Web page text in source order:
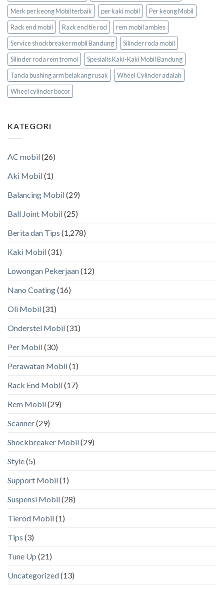
Merk per keong Mobil terbaik
per kaki mobil
Per keong Mobil
Rack end mobil
Rack end tie rod
rem mobil ambles
Service shockbreaker mobil Bandung
Silinder roda mobil
Silinder roda rem tromol
Spesialis Kaki-Kaki Mobil Bandung
Tanda bushing arm belakang rusak
Wheel Cylinder adalah
Wheel cylinder bocor
KATEGORI
AC mobil(26)
Aki Mobil(1)
Balancing Mobil(29)
Ball Joint Mobil(25)
Berita dan Tips (1,278)
Kaki Mobil(31)
Lowongan Pekerjaan(12)
Nano Coating(16)
Oli Mobil(31)
Onderstel Mobil(31)
Per Mobil(30)
Perawatan Mobil(1)
Rack End Mobil(17)
Rem Mobil(29)
Scanner(29)
Shockbreaker Mobil(29)
Style(5)
Support Mobil(1)
Suspensi Mobil(28)
Tierod Mobil(1)
Tips (3)
Tune Up (21)
Uncategorized(13)